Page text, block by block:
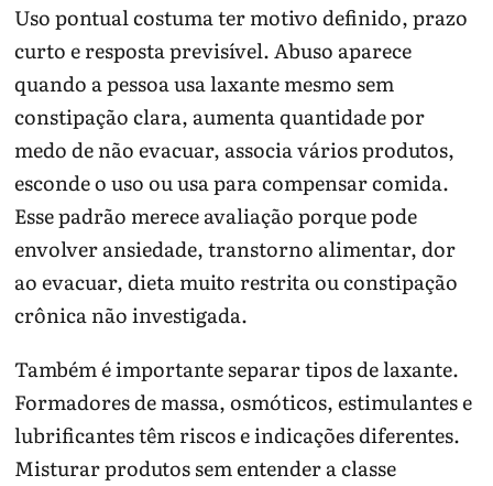
Uso pontual costuma ter motivo definido, prazo
curto e resposta previsível. Abuso aparece
quando a pessoa usa laxante mesmo sem
constipação clara, aumenta quantidade por
medo de não evacuar, associa vários produtos,
esconde o uso ou usa para compensar comida.
Esse padrão merece avaliação porque pode
envolver ansiedade, transtorno alimentar, dor
ao evacuar, dieta muito restrita ou constipação
crônica não investigada.
Também é importante separar tipos de laxante.
Formadores de massa, osmóticos, estimulantes e
lubrificantes têm riscos e indicações diferentes.
Misturar produtos sem entender a classe